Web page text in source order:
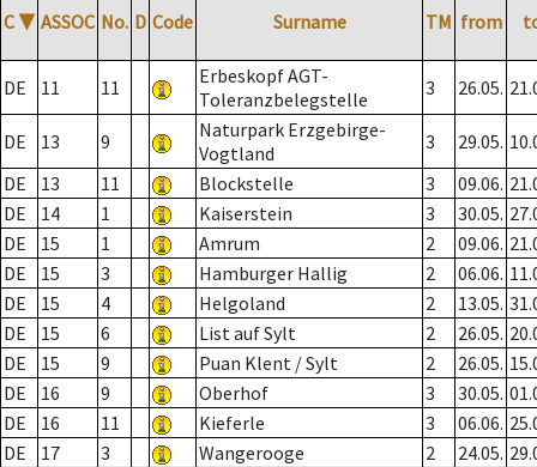
C ▼ ASSOC No. D Code Surname TM from
DE 11 11
Erbeskopf AGT-
Toleranzbelegstelle
3 26.05.
DE 13 9
Naturpark Erzgebirge-
Vogtland
3 29.05.
DE
13 11 Blockstelle 3 09.06.
DE
14 1 Kaiserstein 3 30.05.
DE
15 1 Amrum 2 09.06.
DE
15 3 Hamburger Hallig 2 06.06.
DE
15 4 Helgoland 2 13.05.
DE
15 6 List auf Sylt 2 26.05.
DE
15 9 Puan Klent / Sylt 2 26.05.
DE
16 9 Oberhof 3 30.05.
DE
16 11 Kieferle 3 06.06.
DE
17 3 Wangerooge 2 24.05.